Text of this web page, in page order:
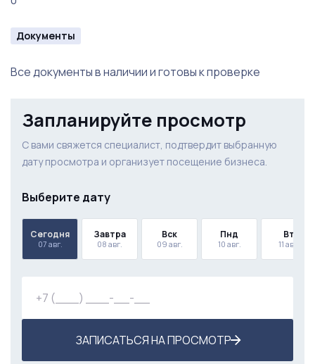
Документы
Все документы в наличии и готовы к проверке
Запланируйте просмотр
С вами свяжется специалист, подтвердит выбранную
дату просмотра и организует посещение бизнеса.
Выберите дату
Сегодня
07 авг.
Завтра
08 авг.
Вск
09 авг.
Пнд
10 авг.
Вт
11 авг.
ЗАПИСАТЬСЯ НА ПРОСМОТР